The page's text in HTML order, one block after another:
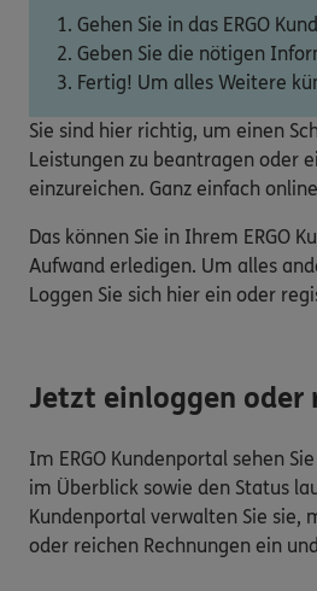
Gehen Sie in das ERGO
Geben Sie die nötigen
Fertig! Um alles Weitere
Sie sind hier richtig, um einen
Leistungen zu beantragen oder
einzureichen. Ganz einfach
Das können Sie in Ihrem ERGO
Aufwand erledigen. Um alles
Loggen Sie sich hier ein oder
Jetzt einloggen oder
Im ERGO Kundenportal sehen
im Überblick sowie den Status
Kundenportal verwalten Sie sie,
oder reichen Rechnungen ein